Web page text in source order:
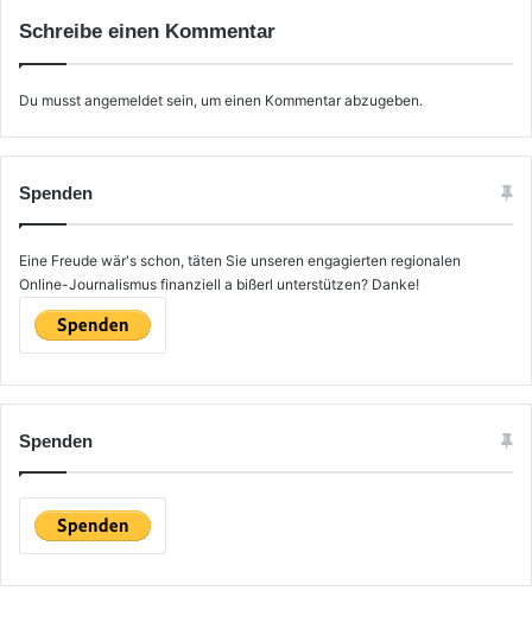
Schreibe einen Kommentar
Du musst angemeldet sein, um einen Kommentar abzugeben.
Spenden
Eine Freude wär's schon, täten Sie unseren engagierten regionalen
Online-Journalismus finanziell a bißerl unterstützen? Danke!
Spenden